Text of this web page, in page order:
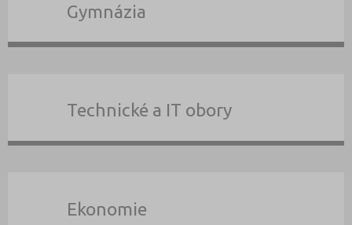
Gymnázia
Technické a IT obory
Ekonomie